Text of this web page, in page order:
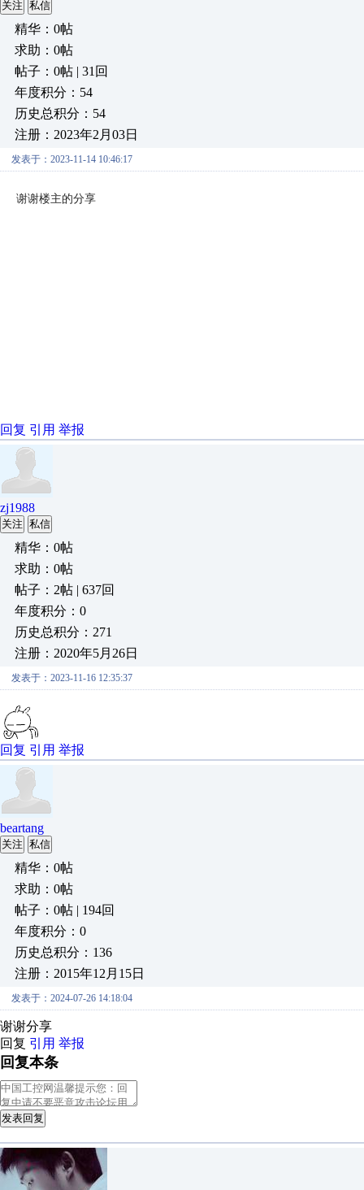
关注 私信
精华：0帖
求助：0帖
帖子：0帖 | 31回
年度积分：54
历史总积分：54
注册：2023年2月03日
发表于：2023-11-14 10:46:17
谢谢楼主的分享
回复 引用 举报
zj1988
关注 私信
精华：0帖
求助：0帖
帖子：2帖 | 637回
年度积分：0
历史总积分：271
注册：2020年5月26日
发表于：2023-11-16 12:35:37
回复 引用 举报
beartang
关注 私信
精华：0帖
求助：0帖
帖子：0帖 | 194回
年度积分：0
历史总积分：136
注册：2015年12月15日
发表于：2024-07-26 14:18:04
谢谢分享
回复 引用 举报
回复本条
发表回复